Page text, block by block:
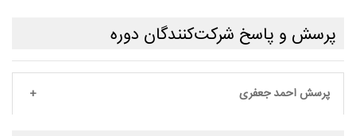
پرسش و پاسخ شرکت‌کنندگان دوره
پرسش احمد جعفری